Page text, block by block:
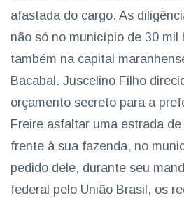
afastada do cargo. As
não só no município de 30 mil
também na capital
Bacabal. Juscelino Filho
orçamento secreto para a
Freire asfaltar uma estrada
frente à sua fazenda, no
pedido dele, durante seu
federal pelo União Brasil, os